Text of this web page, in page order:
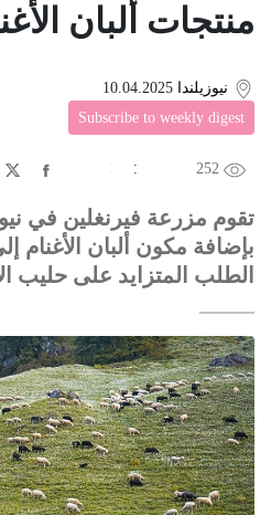
منتجات ألبان
نيوزيلندا 10.04.2025
Subscribe to weekly digest
252
中文
DE عربى
تقوم مزرعة فيرنغلين في
بإضافة مكون ألبان الأغنام
الطلب المتزايد على حليب